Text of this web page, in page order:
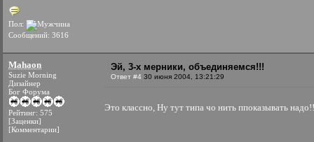
Пол:
Сообщений: 3616
Mahaon
Suzie Morning
Дизайнер
Бог Форума
Рейтинг: 575
[Заценки]
[Комментарии]
Эй, 3-х мерники, объединяемся!!!
Ответ #4 30 июня 2004, 13:21:29
Это классно, Ну тут типа чо нить ппоказывать